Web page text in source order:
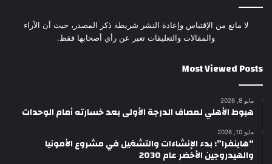
لا مانع من الإقتباس وإعادة النشر شريطة ذكر المصدر، حيث أن الأراء
والمقالات والتعليقات تعبر عن رأي أصحابها فقط.
Most Viewed Posts
مايو 8, 2026
هبوط الأهلي لمصاف الدرجة الأولى بعد خسارته أمام الوحدات
مايو 10, 2026
“هاينفرا”: بدء الإنشاءات والتشغيل في مشروع الأمونيا
والهيدروجين الأخضر عام 2030